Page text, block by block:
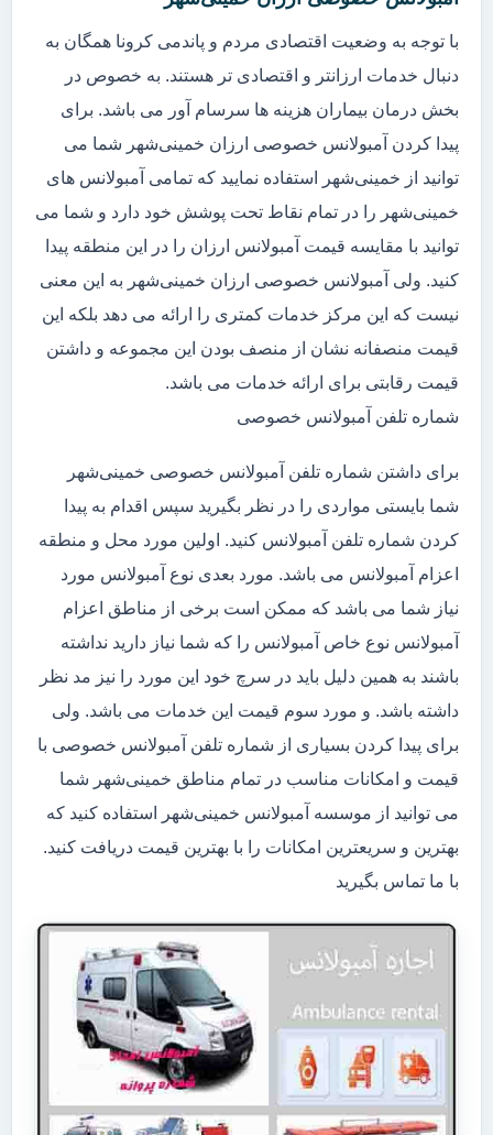
با توجه به وضعیت اقتصادی مردم و پاندمی کرونا همگان به
دنبال خدمات ارزانتر و اقتصادی تر هستند. به خصوص در
بخش درمان بیماران هزینه ها سرسام آور می باشد. برای
پیدا کردن آمبولانس خصوصی ارزان خمینی‌شهر شما می
توانید از خمینی‌شهر استفاده نمایید که تمامی آمبولانس های
خمینی‌شهر را در تمام نقاط تحت پوشش خود دارد و شما می
توانید با مقایسه قیمت آمبولانس ارزان را در این منطقه پیدا
کنید. ولی آمبولانس خصوصی ارزان خمینی‌شهر به این معنی
نیست که این مرکز خدمات کمتری را ارائه می دهد بلکه این
قیمت منصفانه نشان از منصف بودن این مجموعه و داشتن
قیمت رقابتی برای ارائه خدمات می باشد.
شماره تلفن آمبولانس خصوصی
برای داشتن شماره تلفن آمبولانس خصوصی خمینی‌شهر
شما بایستی مواردی را در نظر بگیرید سپس اقدام به پیدا
کردن شماره تلفن آمبولانس کنید. اولین مورد محل و منطقه
اعزام آمبولانس می باشد. مورد بعدی نوع آمبولانس مورد
نیاز شما می باشد که ممکن است برخی از مناطق اعزام
آمبولانس نوع خاص آمبولانس را که شما نیاز دارید نداشته
باشند به همین دلیل باید در سرچ خود این مورد را نیز مد نظر
داشته باشد. و مورد سوم قیمت این خدمات می باشد. ولی
برای پیدا کردن بسیاری از شماره تلفن آمبولانس خصوصی با
قیمت و امکانات مناسب در تمام مناطق خمینی‌شهر شما
می توانید از موسسه آمبولانس خمینی‌شهر استفاده کنید که
بهترین و سریعترین امکانات را با بهترین قیمت دریافت کنید.
با ما تماس بگیرید